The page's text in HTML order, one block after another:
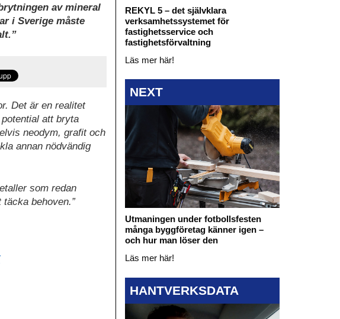
av mineral
i Sverige måste
Det är en realitet
att bryta
neodym, grafit och
annan nödvändig
som redan
behoven.”
REKYL 5 – det självklara
verksamhetssystemet för
fastighetsservice och
fastighetsförvaltning
Läs mer här!
NEXT
Utmaningen under fotbollsfesten
många byggföretag känner igen –
och hur man löser den
Läs mer här!
HANTVERKSDATA